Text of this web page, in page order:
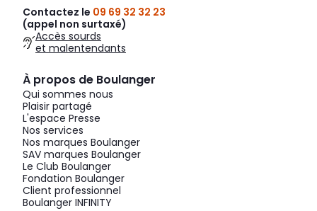
Contactez le 09 69 32 32 23
(appel non surtaxé)
Accès sourds
et malentendants
À propos de Boulanger
Qui sommes nous
Plaisir partagé
L'espace Presse
Nos services
Nos marques Boulanger
SAV marques Boulanger
Le Club Boulanger
Fondation Boulanger
Client professionnel
Boulanger INFINITY